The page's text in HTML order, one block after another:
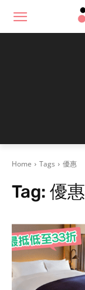
Home Tags 優惠
Tag: 優惠